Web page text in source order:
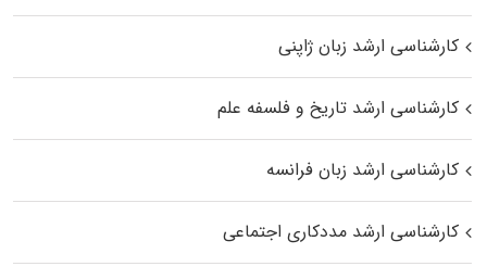
کارشناسی ارشد زبان ژاپنی
کارشناسی ارشد تاریخ و فلسفه علم
کارشناسی ارشد زبان فرانسه
کارشناسی ارشد مددکاری اجتماعی